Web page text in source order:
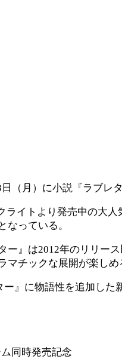
（月）に小説『ラブレ
ライトより発売中の大人
なっている。
ー』は2012年のリリー
マチックな展開が楽しめ
』に物語性を追加した
同時発売記念